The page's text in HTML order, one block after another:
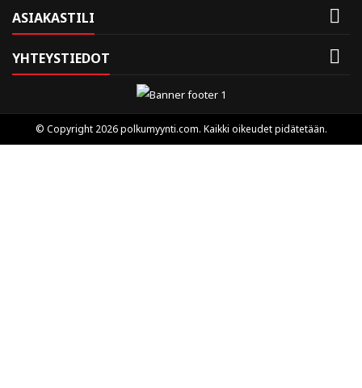
ASIAKASTILI 
YHTEYSTIEDOT 
© Copyright 2026 polkumyynti.com. Kaikki oikeudet pidätetään.